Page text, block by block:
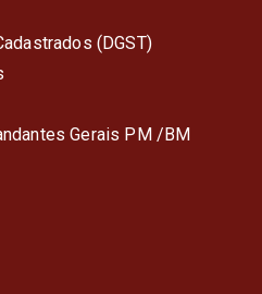
(DGST)
Gerais PM /BM